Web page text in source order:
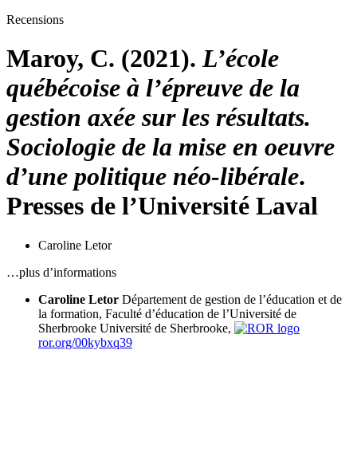
Recensions
Maroy, C. (2021). L’école
québécoise à l’épreuve de la
gestion axée sur les résultats.
Sociologie de la mise en oeuvre
d’une politique néo-libérale.
Presses de l’Université Laval
Caroline Letor
…plus d’informations
Caroline Letor Département de gestion de l’éducation et de
la formation, Faculté d’éducation de l’Université de
Sherbrooke Université de Sherbrooke,
ror.org/00kybxq39